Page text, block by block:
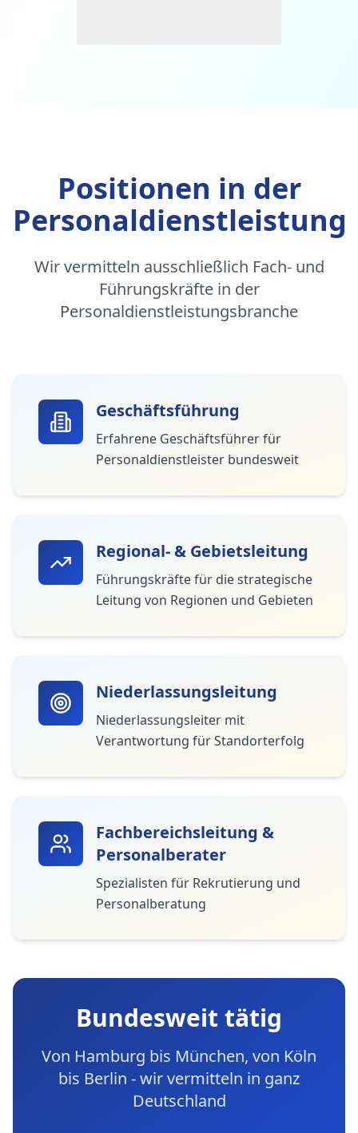
Positionen in der
Personaldienstleistung
Wir vermitteln ausschließlich Fach- und
Führungskräfte in der
Personaldienstleistungsbranche
Geschäftsführung
Erfahrene Geschäftsführer für
Personaldienstleister bundesweit
Regional- & Gebietsleitung
Führungskräfte für die strategische
Leitung von Regionen und Gebieten
Niederlassungsleitung
Niederlassungsleiter mit
Verantwortung für Standorterfolg
Fachbereichsleitung &
Personalberater
Spezialisten für Rekrutierung und
Personalberatung
Bundesweit tätig
Von Hamburg bis München, von Köln
bis Berlin - wir vermitteln in ganz
Deutschland